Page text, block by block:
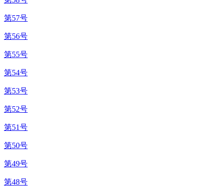
第57号
第56号
第55号
第54号
第53号
第52号
第51号
第50号
第49号
第48号